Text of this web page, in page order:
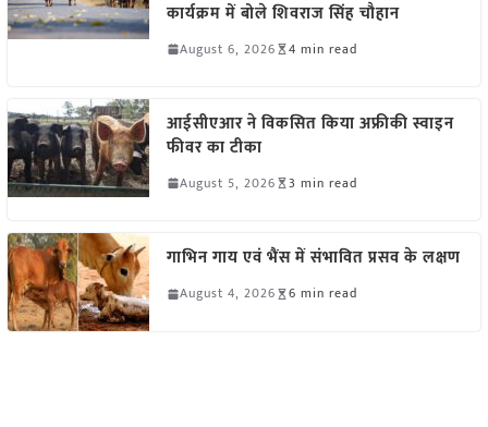
कार्यक्रम में बोले शिवराज सिंह चौहान
August 6, 2026 4 min read
आईसीएआर ने विकसित किया अफ्रीकी स्वाइन
फीवर का टीका
August 5, 2026 3 min read
गाभिन गाय एवं भैंस में संभावित प्रसव के लक्षण
August 4, 2026 6 min read